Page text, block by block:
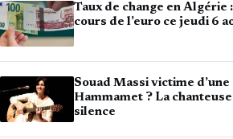
Taux de change en Algérie
cours de l’euro ce jeudi 6
Souad Massi victime d’une
Hammamet ? La
silence